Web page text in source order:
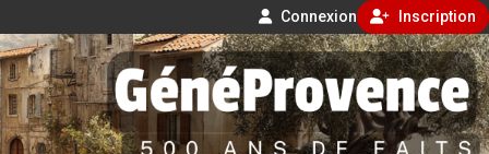
Connexion Inscription
Aller
au
contenu
GénéProvence
500 ans de faits divers en Provence